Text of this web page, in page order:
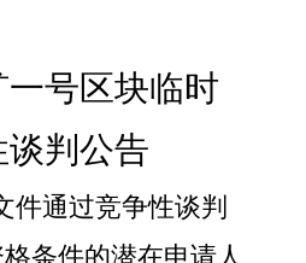
号区块临时
判公告
件通过竞争性谈判
条件的潜在申请人